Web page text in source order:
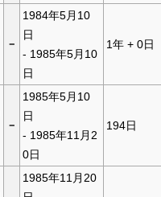
－
1984年5月10
日
- 1985年5月10
日
1年 + 0日
－
1985年5月10
日
- 1985年11月2
0日
194日
1985年11月20